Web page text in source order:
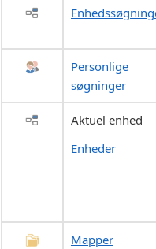
Personlige
søgninger
Aktuel enhed
Enheder
Mapper